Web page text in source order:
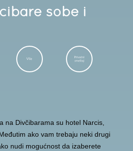
sobe i
na Divčibarama su hotel Narcis,
ako vam trebaju neki drugi
nudi mogućnost da izaberete